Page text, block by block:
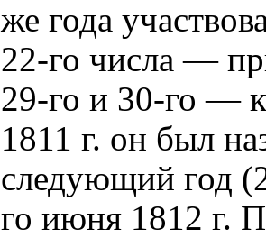
же года
22-го числа —
29-го и 30-го —
1811 г. он был
следующий год
го июня 1812 г.